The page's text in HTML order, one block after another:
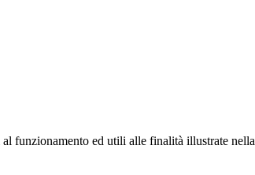
funzionamento ed utili alle finalità illustrate nella